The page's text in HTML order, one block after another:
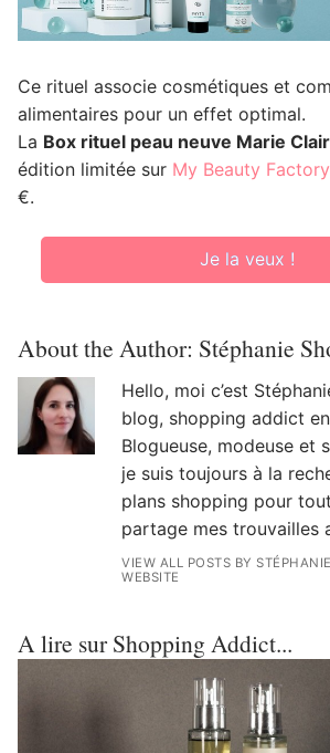
Ce rituel associe cosmétiques et
alimentaires pour un effet optimal.
La Box rituel peau neuve Marie
édition limitée sur My Beauty Factory
€.
Je la veux !
About the Author: Stéphanie
Hello, moi c’est
blog, shopping addict
Blogueuse, modeuse et
je suis toujours à la
plans shopping pour
partage mes trouvailles
VIEW ALL POSTS BY
WEBSITE
A lire sur Shopping Addict...